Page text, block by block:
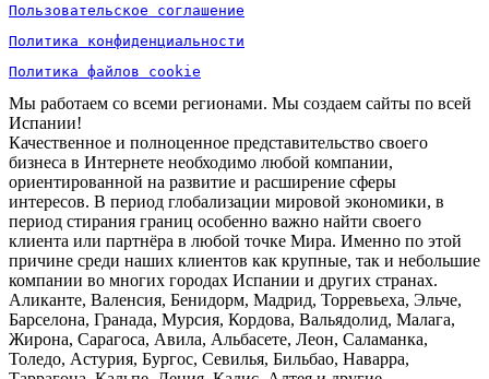
Пользовательское соглашение
Политика конфиденциальности
Политика файлов cookie
Мы работаем со всеми регионами. Мы создаем сайты по всей
Испании!
Качественное и полноценное представительство своего
бизнеса в Интернете необходимо любой компании,
ориентированной на развитие и расширение сферы
интересов. В период глобализации мировой экономики, в
период стирания границ особенно важно найти своего
клиента или партнёра в любой точке Мира. Именно по этой
причине среди наших клиентов как крупные, так и небольшие
компании во многих городах Испании и других странах.
Аликанте, Валенсия, Бенидорм, Мадрид, Торревьеха, Эльче,
Барселона, Гранада, Мурсия, Кордова, Вальядолид, Малага,
Жирона, Сарагоса, Авила, Альбасете, Леон, Саламанка,
Толедо, Астурия, Бургос, Севилья, Бильбао, Наварра,